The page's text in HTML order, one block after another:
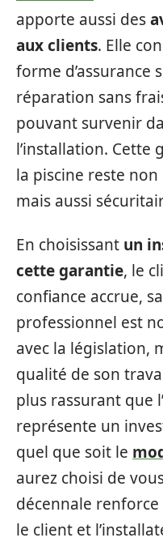
apporte aussi des
aux clients. Elle
forme d’assurance
réparation sans
pouvant survenir
l’installation. Cette
la piscine reste
mais aussi
En choisissant un
cette garantie, le
confiance accrue,
professionnel est
avec la législation,
qualité de son
plus rassurant que
représente un
quel que soit le
aurez choisi de
décennale
le client et